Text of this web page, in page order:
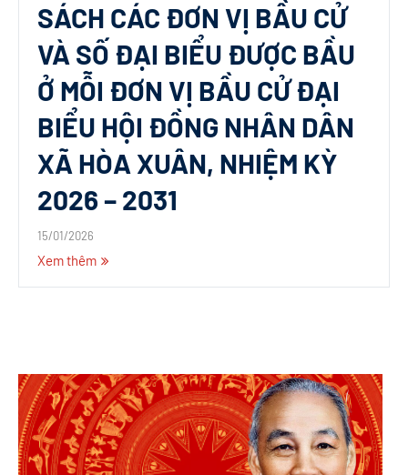
SÁCH CÁC ĐƠN VỊ BẦU CỬ
VÀ SỐ ĐẠI BIỂU ĐƯỢC BẦU
Ở MỖI ĐƠN VỊ BẦU CỬ ĐẠI
BIỂU HỘI ĐỒNG NHÂN DÂN
XÃ HÒA XUÂN, NHIỆM KỲ
2026 – 2031
15/01/2026
Xem thêm